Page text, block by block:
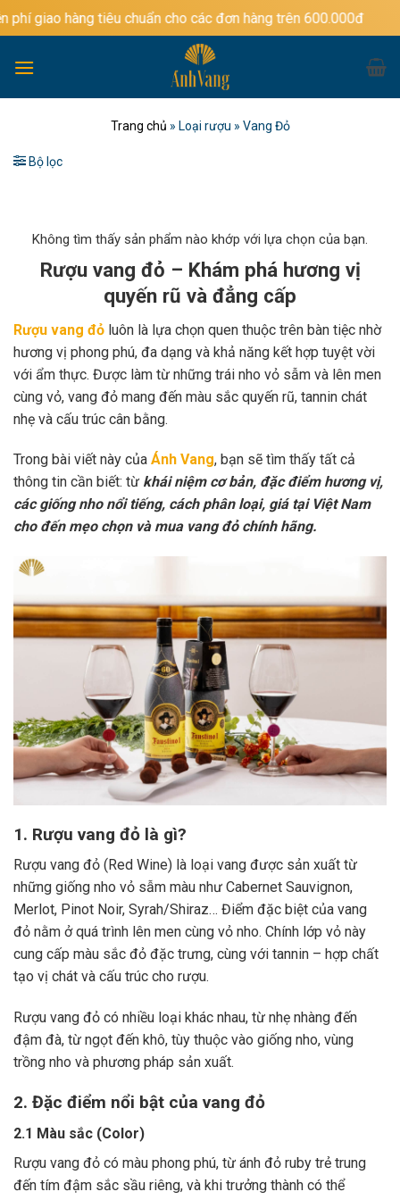
Bỏ
qua
dung
tiêu chuẩn cho các đơn hàng trên 600.000đ
Trang chủ » Loại rượu » Vang Đỏ
Bộ lọc
Không tìm thấy sản phẩm nào khớp với lựa chọn của bạn.
Rượu vang đỏ – Khám phá hương vị
quyến rũ và đẳng cấp
Rượu vang đỏ luôn là lựa chọn quen thuộc trên bàn tiệc nhờ
hương vị phong phú, đa dạng và khả năng kết hợp tuyệt vời
với ẩm thực. Được làm từ những trái nho vỏ sẫm và lên men
cùng vỏ, vang đỏ mang đến màu sắc quyến rũ, tannin chát
nhẹ và cấu trúc cân bằng.
Trong bài viết này của Ánh Vang, bạn sẽ tìm thấy tất cả
thông tin cần biết: từ khái niệm cơ bản, đặc điểm hương vị,
các giống nho nổi tiếng, cách phân loại, giá tại Việt Nam
cho đến mẹo chọn và mua vang đỏ chính hãng.
1. Rượu vang đỏ là gì?
Rượu vang đỏ (Red Wine) là loại vang được sản xuất từ
những giống nho vỏ sẫm màu như Cabernet Sauvignon,
Merlot, Pinot Noir, Syrah/Shiraz… Điểm đặc biệt của vang
đỏ nằm ở quá trình lên men cùng vỏ nho. Chính lớp vỏ này
cung cấp màu sắc đỏ đặc trưng, cùng với tannin – hợp chất
tạo vị chát và cấu trúc cho rượu.
Rượu vang đỏ có nhiều loại khác nhau, từ nhẹ nhàng đến
đậm đà, từ ngọt đến khô, tùy thuộc vào giống nho, vùng
trồng nho và phương pháp sản xuất.
2. Đặc điểm nổi bật của vang đỏ
2.1 Màu sắc (Color)
Rượu vang đỏ có màu phong phú, từ ánh đỏ ruby trẻ trung
đến tím đậm sắc sầu riêng, và khi trưởng thành có thể